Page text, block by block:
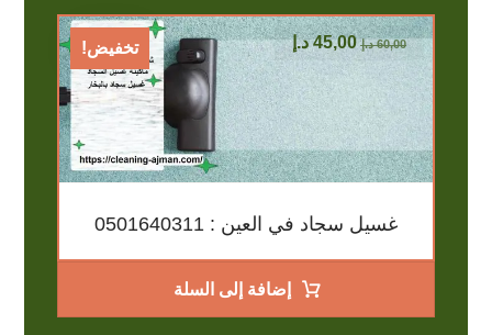
تخفيض!
غسيل سجاد في العين : 0501640311
60,00 د.إ 45,00 د.إ
إضافة إلى السلة